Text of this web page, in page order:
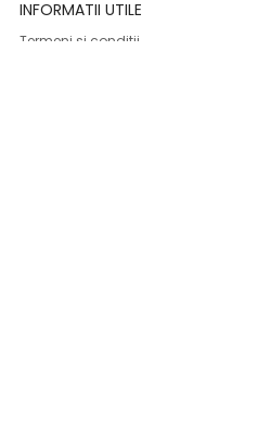
INFORMATII UTILE
Termeni si conditii